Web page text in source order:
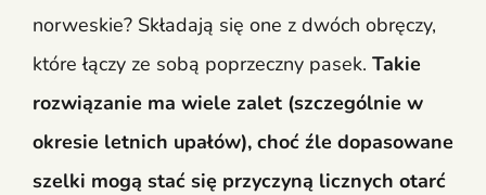
norweskie? Składają się one z dwóch obręczy,
które łączy ze sobą poprzeczny pasek. Takie
rozwiązanie ma wiele zalet (szczególnie w
okresie letnich upałów), choć źle dopasowane
szelki mogą stać się przyczyną licznych otarć